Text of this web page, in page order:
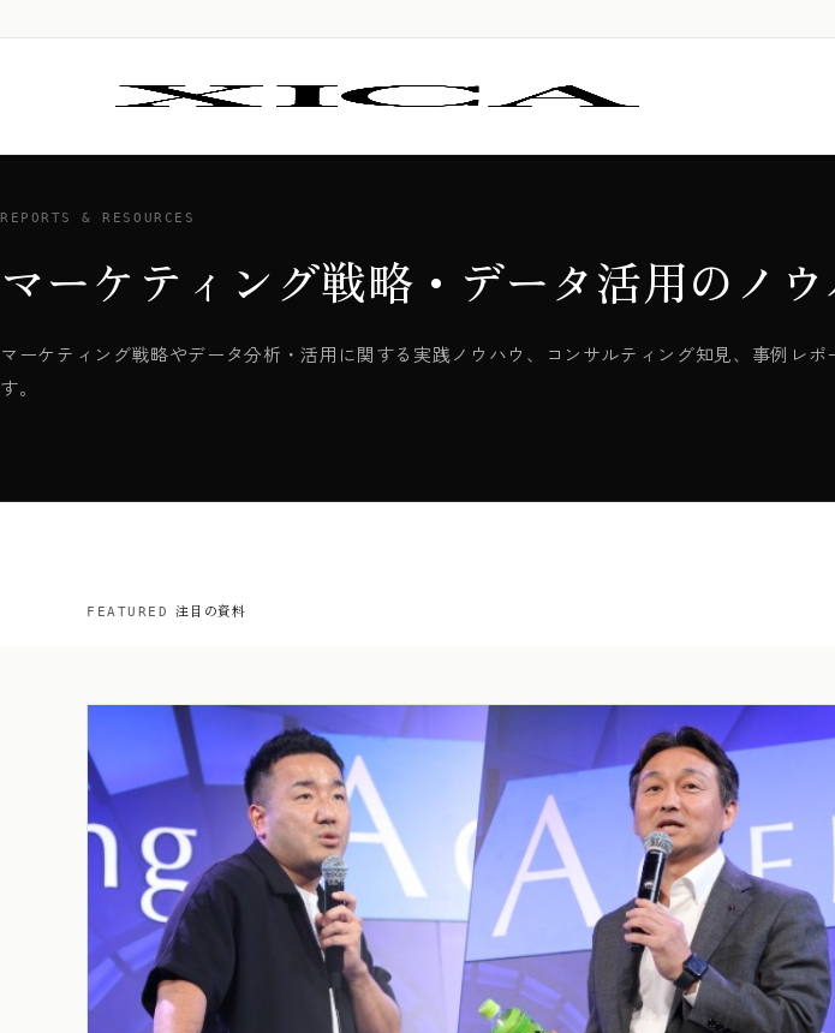
REPORTS & RESOURCES
マーケティング戦略・データ活用のノ
マーケティング戦略やデータ分析・活用に関する実践ノウハウ、コンサルティング知見、事例レポ
す。
FEATURED 注目の資料